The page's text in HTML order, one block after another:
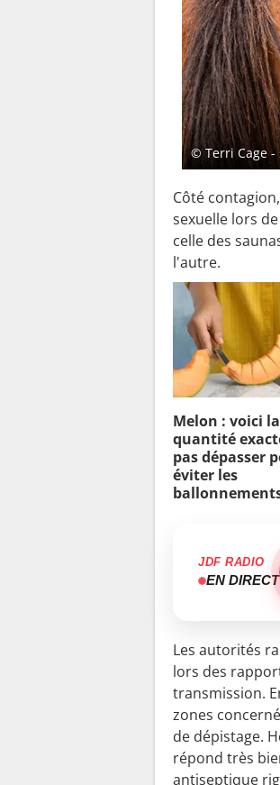
© Terri Cage -
Côté
sexuelle lors
celle des
l'autre.
Melon : voici la
quantité
pas dépasser
éviter les
JDF RADIO
EN DIRECT
Les autorités
lors des
transmission.
zones
de dépistage.
répond très
antiseptique